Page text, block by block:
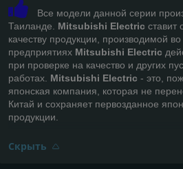
Все модели данной серии
Таиланде. Mitsubishi Electric ставит
качеству продукции, производимой
предприятиях Mitsubishi Electric
при проверке на качество и других
работах. Mitsubishi Electric - это,
японская компания, которая не
Китай и сохраняет первозданное
продукции.
Скрыть